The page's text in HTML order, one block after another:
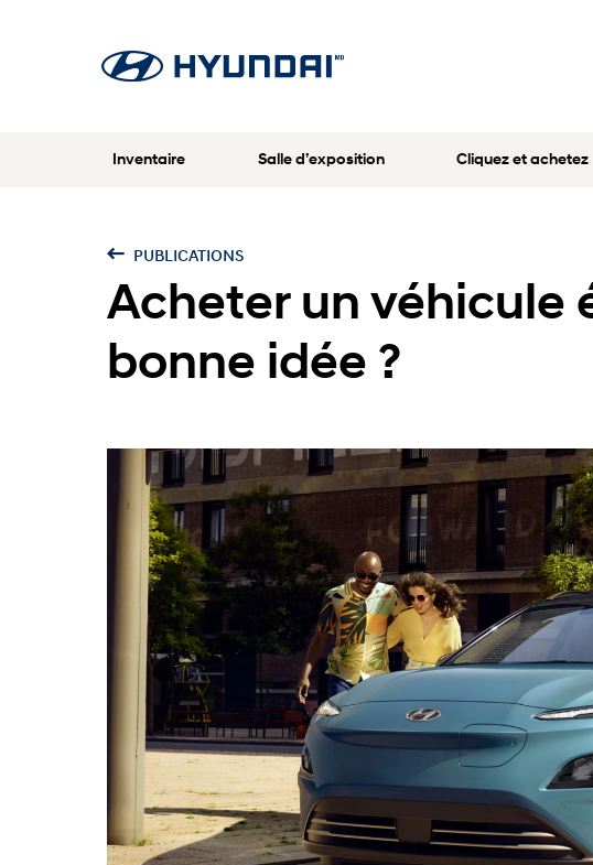
Inventaire Salle d’exposition Cliquez et achetez
PUBLICATIONS
Acheter un véhicule
bonne idée ?